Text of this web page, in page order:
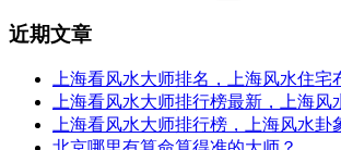
近期文章
上海看风水大师排名，上海风水住宅
上海看风水大师排行榜最新，上海风
上海看风水大师排行榜，上海风水卦